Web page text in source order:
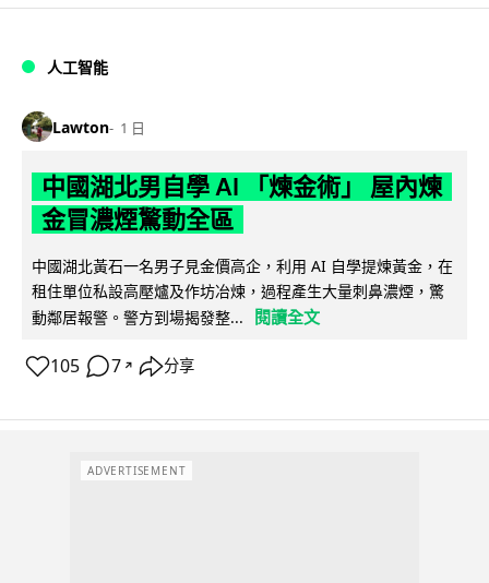
人工智能
Lawton 1 日
中國湖北男自學 AI 「煉金術」 屋內煉
金冒濃煙驚動全區
中國湖北黃石一名男子見金價高企，利用 AI 自學提煉黃金，在
租住單位私設高壓爐及作坊冶煉，過程產生大量刺鼻濃煙，驚
動鄰居報警。警方到場揭發整...
閱讀全文
105 7 ↗ 分享
ADVERTISEMENT